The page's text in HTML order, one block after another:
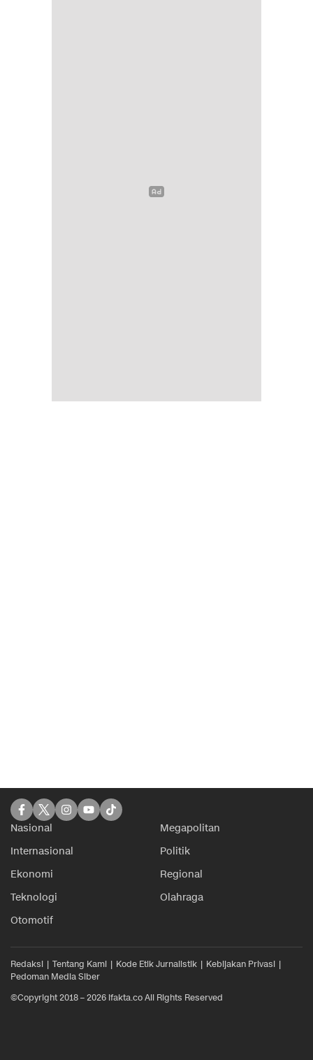
Nasional
Megapolitan
Internasional
Politik
Ekonomi
Regional
Teknologi
Olahraga
Otomotif
Redaksi Tentang Kami Kode Etik Jurnalistik
Kebijakan Privasi
Pedoman Media Siber
©Copyright 2018 – 2026 ifakta.co All Rights Reserved